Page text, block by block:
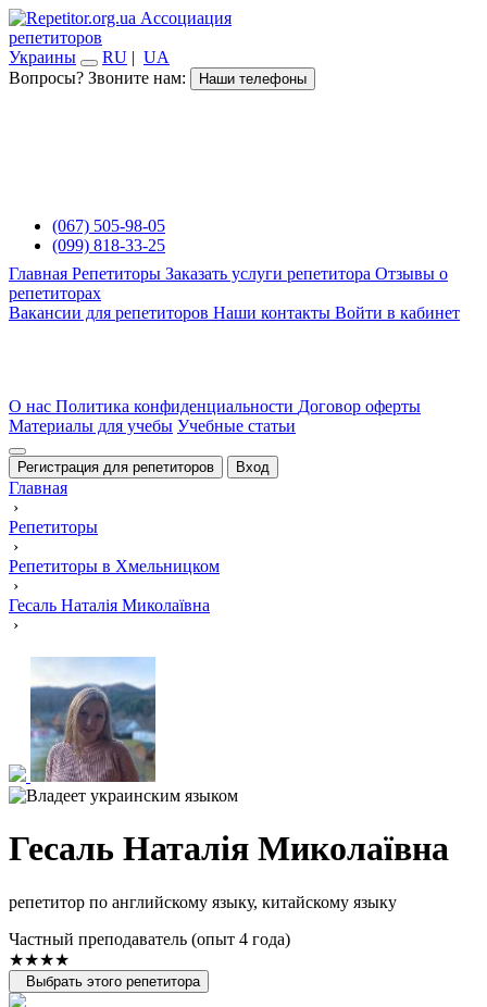
Ассоциация
репетиторов
Украины
RU | UA
Вопросы? Звоните нам:
Наши телефоны
(067) 505-98-05
(099) 818-33-25
Главная Репетиторы Заказать услуги репетитора Отзывы о
репетиторах
Вакансии для репетиторов Наши контакты Войти в кабинет
О нас Политика конфиденциальности Договор оферты
Материалы для учебы Учебные статьи
Регистрация для репетиторов Вход
Главная
›
Репетиторы
›
Репетиторы в Хмельницком
›
Гесаль Наталія Миколаївна
›
Гесаль Наталія Миколаївна
репетитор по английскому языку, китайскому языку
Частный преподаватель (опыт 4 года)
★★★★
Выбрать этого репетитора